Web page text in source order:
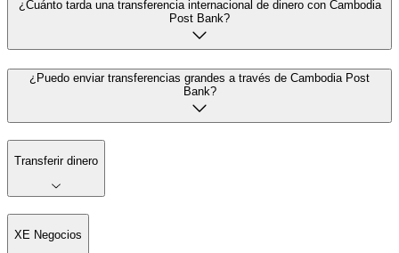
¿Cuánto tarda una transferencia internacional de dinero con Cambodia
Post Bank?
¿Puedo enviar transferencias grandes a través de Cambodia Post
Bank?
Transferir dinero
XE Negocios